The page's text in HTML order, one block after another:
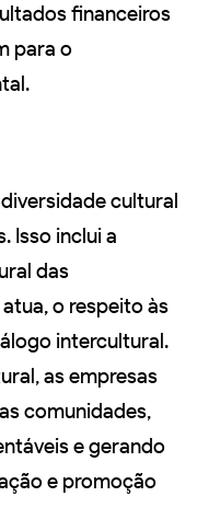
financeiros
para o
cultural
Isso inclui a
das
o respeito às
intercultural.
as empresas
comunidades,
e gerando
e promoção